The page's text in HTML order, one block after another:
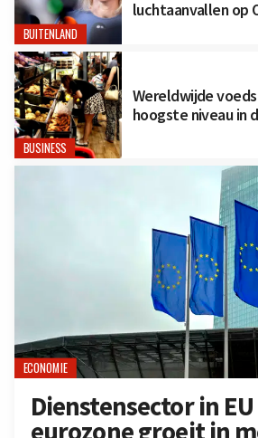
BUITENLAND
luchtaanvallen op
BUSINESS
Wereldwijde
hoogste niveau in
ECONOMIE
Dienstensector in